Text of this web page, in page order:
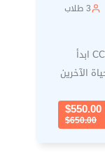
3 طلاب
برنامج اللايف كوتش المعتمد – CCE | ICF ابدأ
الآخرين
$550.00
$650.00